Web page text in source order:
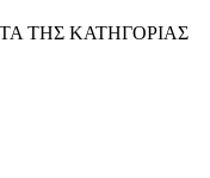
ΤΗΣ ΚΑΤΗΓΟΡΙΑΣ